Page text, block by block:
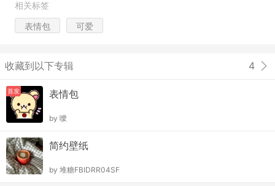
相关标签
表情包 可爱
收藏到以下专辑 4
首发 表情包
by 噯
简约壁纸
by 堆糖FBIDRR04SF